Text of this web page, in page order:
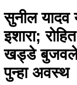
सुनील यादव
इशारा;
खड्डे बुजवले
पुन्हा अवस्थ